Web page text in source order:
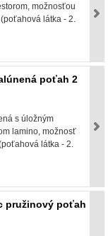
možnosťou
látka - 2.
poťah 2
s úložným
lamino, možnosť
látka - 2.
pružinový poťah